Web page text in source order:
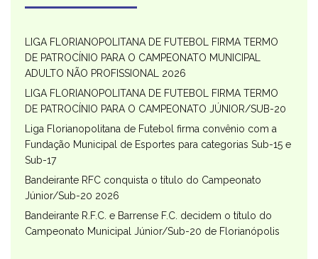
LIGA FLORIANOPOLITANA DE FUTEBOL FIRMA TERMO
DE PATROCÍNIO PARA O CAMPEONATO MUNICIPAL
ADULTO NÃO PROFISSIONAL 2026
LIGA FLORIANOPOLITANA DE FUTEBOL FIRMA TERMO
DE PATROCÍNIO PARA O CAMPEONATO JÚNIOR/SUB-20
Liga Florianopolitana de Futebol firma convênio com a
Fundação Municipal de Esportes para categorias Sub-15 e
Sub-17
Bandeirante RFC conquista o título do Campeonato
Júnior/Sub-20 2026
Bandeirante R.F.C. e Barrense F.C. decidem o título do
Campeonato Municipal Júnior/Sub-20 de Florianópolis